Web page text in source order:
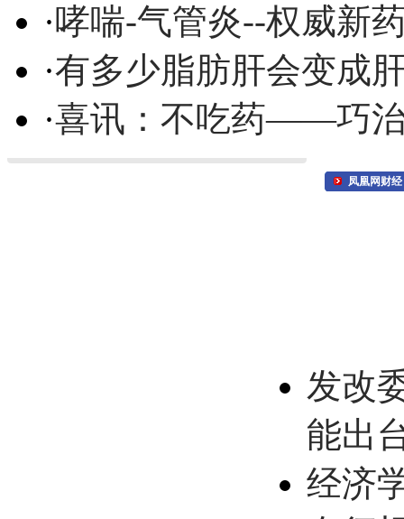
·哮喘-气管炎--权威新
·有多少脂肪肝会变成
·喜讯：不吃药——巧
凤凰网财经
发改
能出
经济